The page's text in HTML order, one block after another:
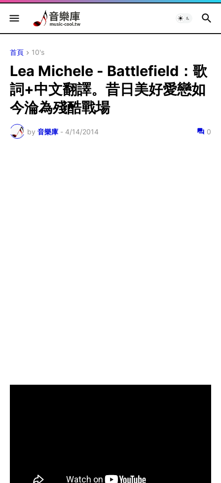
首頁 10's
Lea Michele - Battlefield：歌
詞+中文翻譯。昔日美好愛戀如
今淪為殘酷戰場
by 音樂庫 - 4/14/2014 0